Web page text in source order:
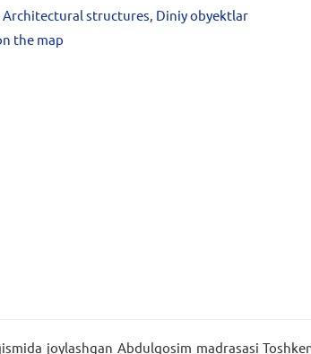
Architectural structures, Diniy obyektlar
the map
joylashgan Abdulqosim madrasasi